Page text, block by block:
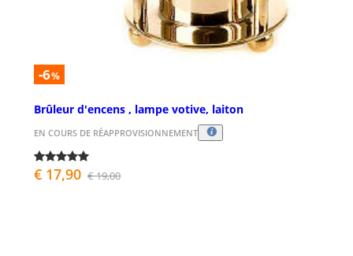
-6%
Brûleur d'encens , lampe votive, laiton
EN COURS DE RÉAPPROVISIONNEMENT
€ 17,90 € 19,00